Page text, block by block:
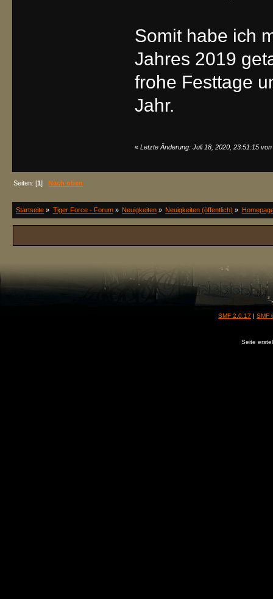
Somit habe ich
Jahres 2019
frohe Festtage
Jahr.
« Letzte Änderung: Juli 18, 2020, 23:51:15 von
Seiten: [1]Nach oben
Startseite » Tiger Force - Forum» Neuigkeiten» Neuigkeiten (öffentlich) »
SMF 2.0.17 | SMF
Seite